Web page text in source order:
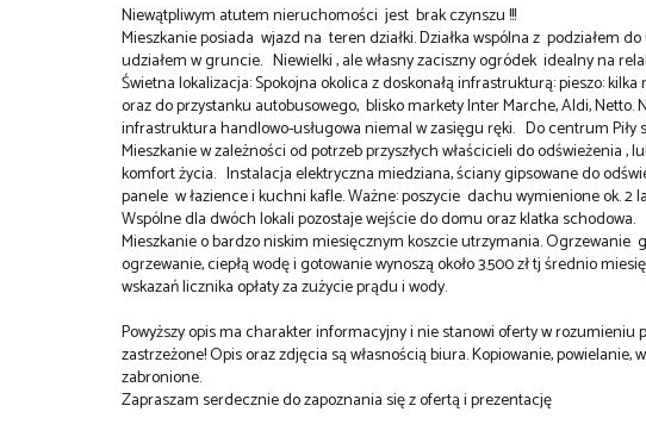
Niewątpliwym atutem nieruchomości jest brak czynszu !!!
Mieszkanie posiada wjazd na teren działki. Działka wspólna z podziałem
udziałem w gruncie. Niewielki , ale własny zaciszny ogródek idealny na
Świetna lokalizacja: Spokojna okolica z doskonałą infrastrukturą: pieszo:
oraz do przystanku autobusowego, blisko markety Inter Marche, Aldi, Netto.
infrastruktura handlowo-usługowa niemal w zasięgu ręki. Do centrum
Mieszkanie w zależności od potrzeb przyszłych właścicieli do odświeżenia
komfort życia. Instalacja elektryczna miedziana, ściany gipsowane do
panele w łazience i kuchni kafle. Ważne: poszycie dachu wymienione ok. 2
Wspólne dla dwóch lokali pozostaje wejście do domu oraz klatka schodowa.
Mieszkanie o bardzo niskim miesięcznym koszcie utrzymania. Ogrzewanie
ogrzewanie, ciepłą wodę i gotowanie wynoszą około 3.500 zł tj średnio
wskazań licznika opłaty za zużycie prądu i wody.
Powyższy opis ma charakter informacyjny i nie stanowi oferty w rozumieniu
zastrzeżone! Opis oraz zdjęcia są własnością biura. Kopiowanie,
zabronione.
Zapraszam serdecznie do zapoznania się z ofertą i prezentację